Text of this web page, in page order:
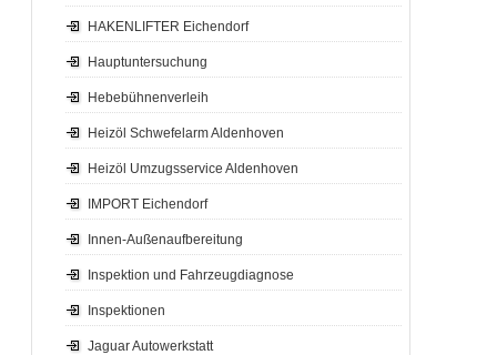
HAKENLIFTER Eichendorf
Hauptuntersuchung
Hebebühnenverleih
Heizöl Schwefelarm Aldenhoven
Heizöl Umzugsservice Aldenhoven
IMPORT Eichendorf
Innen-Außenaufbereitung
Inspektion und Fahrzeugdiagnose
Inspektionen
Jaguar Autowerkstatt